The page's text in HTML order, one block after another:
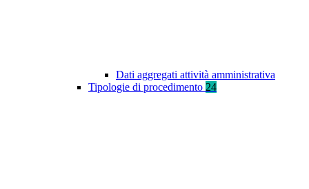
Dati aggregati attività amministrativa
Tipologie di procedimento 24